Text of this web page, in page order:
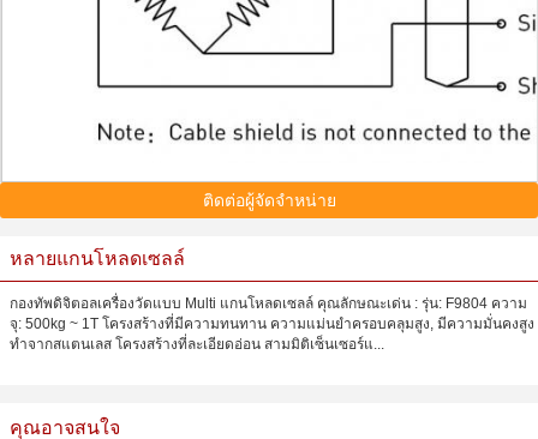
ติดต่อผู้จัดจำหน่าย
หลายแกนโหลดเซลล์
กองทัพดิจิตอลเครื่องวัดแบบ Multi แกนโหลดเซลล์ คุณลักษณะเด่น : รุ่น: F9804 ความ
จุ: 500kg ~ 1T โครงสร้างที่มีความทนทาน ความแม่นยำครอบคลุมสูง, มีความมั่นคงสูง
ทำจากสแตนเลส โครงสร้างที่ละเอียดอ่อน สามมิติเซ็นเซอร์แ...
คุณอาจสนใจ